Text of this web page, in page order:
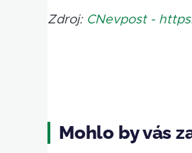
Zdroj: CNevpost -
Mohlo by vás